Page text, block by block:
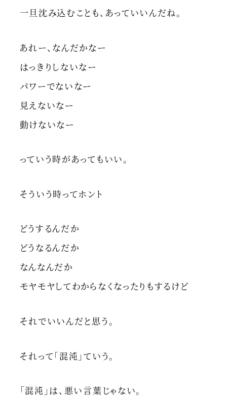
一旦沈み込むことも、あっていいんだね。
あれー、なんだかなー
はっきりしないなー
パワーでないなー
見えないなー
動けないなー
っていう時があってもいい。
そういう時ってホント
どうするんだか
どうなるんだか
なんなんだか
モヤモヤしてわからなくなったりもするけど
それでいいんだと思う。
それって「混沌」ていう。
「混沌」は、悪い言葉じゃない。